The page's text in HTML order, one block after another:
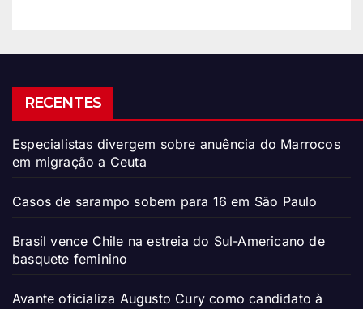
RECENTES
Especialistas divergem sobre anuência do Marrocos
em migração a Ceuta
Casos de sarampo sobem para 16 em São Paulo
Brasil vence Chile na estreia do Sul-Americano de
basquete feminino
Avante oficializa Augusto Cury como candidato à